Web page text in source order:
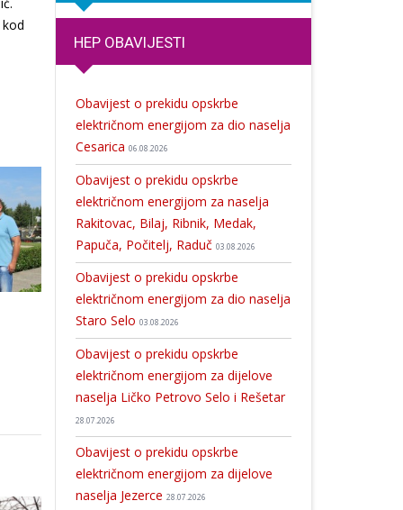
HEP OBAVIJESTI
Obavijest o prekidu opskrbe
električnom energijom za dio naselja
Cesarica 06.08.2026
Obavijest o prekidu opskrbe
električnom energijom za naselja
Rakitovac, Bilaj, Ribnik, Medak,
Papuča, Počitelj, Raduč 03.08.2026
Obavijest o prekidu opskrbe
električnom energijom za dio naselja
Staro Selo 03.08.2026
Obavijest o prekidu opskrbe
električnom energijom za dijelove
naselja Ličko Petrovo Selo i Rešetar
28.07.2026
Obavijest o prekidu opskrbe
električnom energijom za dijelove
naselja Jezerce 28.07.2026